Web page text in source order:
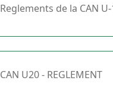
Reglements de la CAN
CAN U20 - REGLEMENT